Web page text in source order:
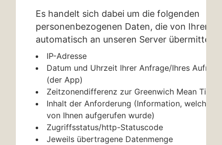
Es handelt sich dabei um die folgenden
personenbezogenen Daten, die von Ihrem
automatisch an unseren Server übermittelt
IP-Adresse
Datum und Uhrzeit Ihrer Anfrage/Ihres Aufrufs
(der App)
Zeitzonendifferenz zur Greenwich Mean Time
Inhalt der Anforderung (Information, welche
von Ihnen aufgerufen wurde)
Zugriffsstatus/http-Statuscode
Jeweils übertragene Datenmenge